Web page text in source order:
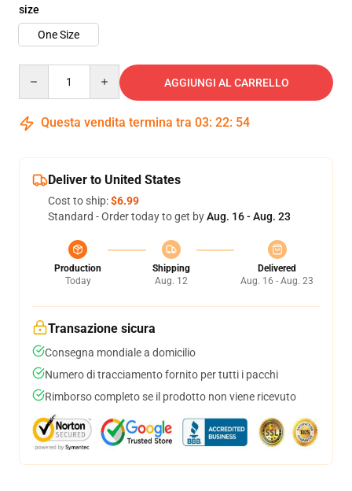
size
One Size
AGGIUNGI AL CARRELLO
Questa vendita termina tra 03: 22: 53
Deliver to United States
Cost to ship:$6.99
Standard - Order today to get byAug. 16 - Aug. 23
Production
Today
Shipping
Aug. 12
Delivered
Aug. 16 - Aug. 23
Transazione sicura
Consegna mondiale a domicilio
Numero di tracciamento fornito per tutti i pacchi
Rimborso completo se il prodotto non viene ricevuto